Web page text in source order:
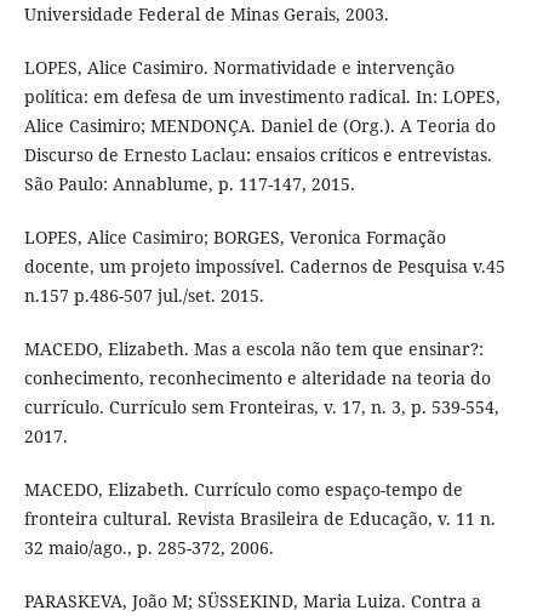
Universidade Federal de Minas Gerais, 2003.
LOPES, Alice Casimiro. Normatividade e intervenção
política: em defesa de um investimento radical. In: LOPES,
Alice Casimiro; MENDONÇA. Daniel de (Org.). A Teoria do
Discurso de Ernesto Laclau: ensaios críticos e entrevistas.
São Paulo: Annablume, p. 117-147, 2015.
LOPES, Alice Casimiro; BORGES, Veronica Formação
docente, um projeto impossível. Cadernos de Pesquisa v.45
n.157 p.486-507 jul./set. 2015.
MACEDO, Elizabeth. Mas a escola não tem que ensinar?:
conhecimento, reconhecimento e alteridade na teoria do
currículo. Currículo sem Fronteiras, v. 17, n. 3, p. 539-554,
2017.
MACEDO, Elizabeth. Currículo como espaço-tempo de
fronteira cultural. Revista Brasileira de Educação, v. 11 n.
32 maio/ago., p. 285-372, 2006.
PARASKEVA, João M; SÜSSEKIND, Maria Luiza. Contra a